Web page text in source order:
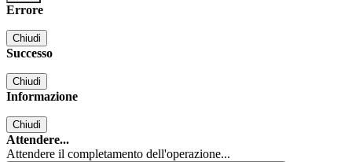
Errore
Chiudi
Successo
Chiudi
Informazione
Chiudi
Attendere...
Attendere il completamento dell'operazione...